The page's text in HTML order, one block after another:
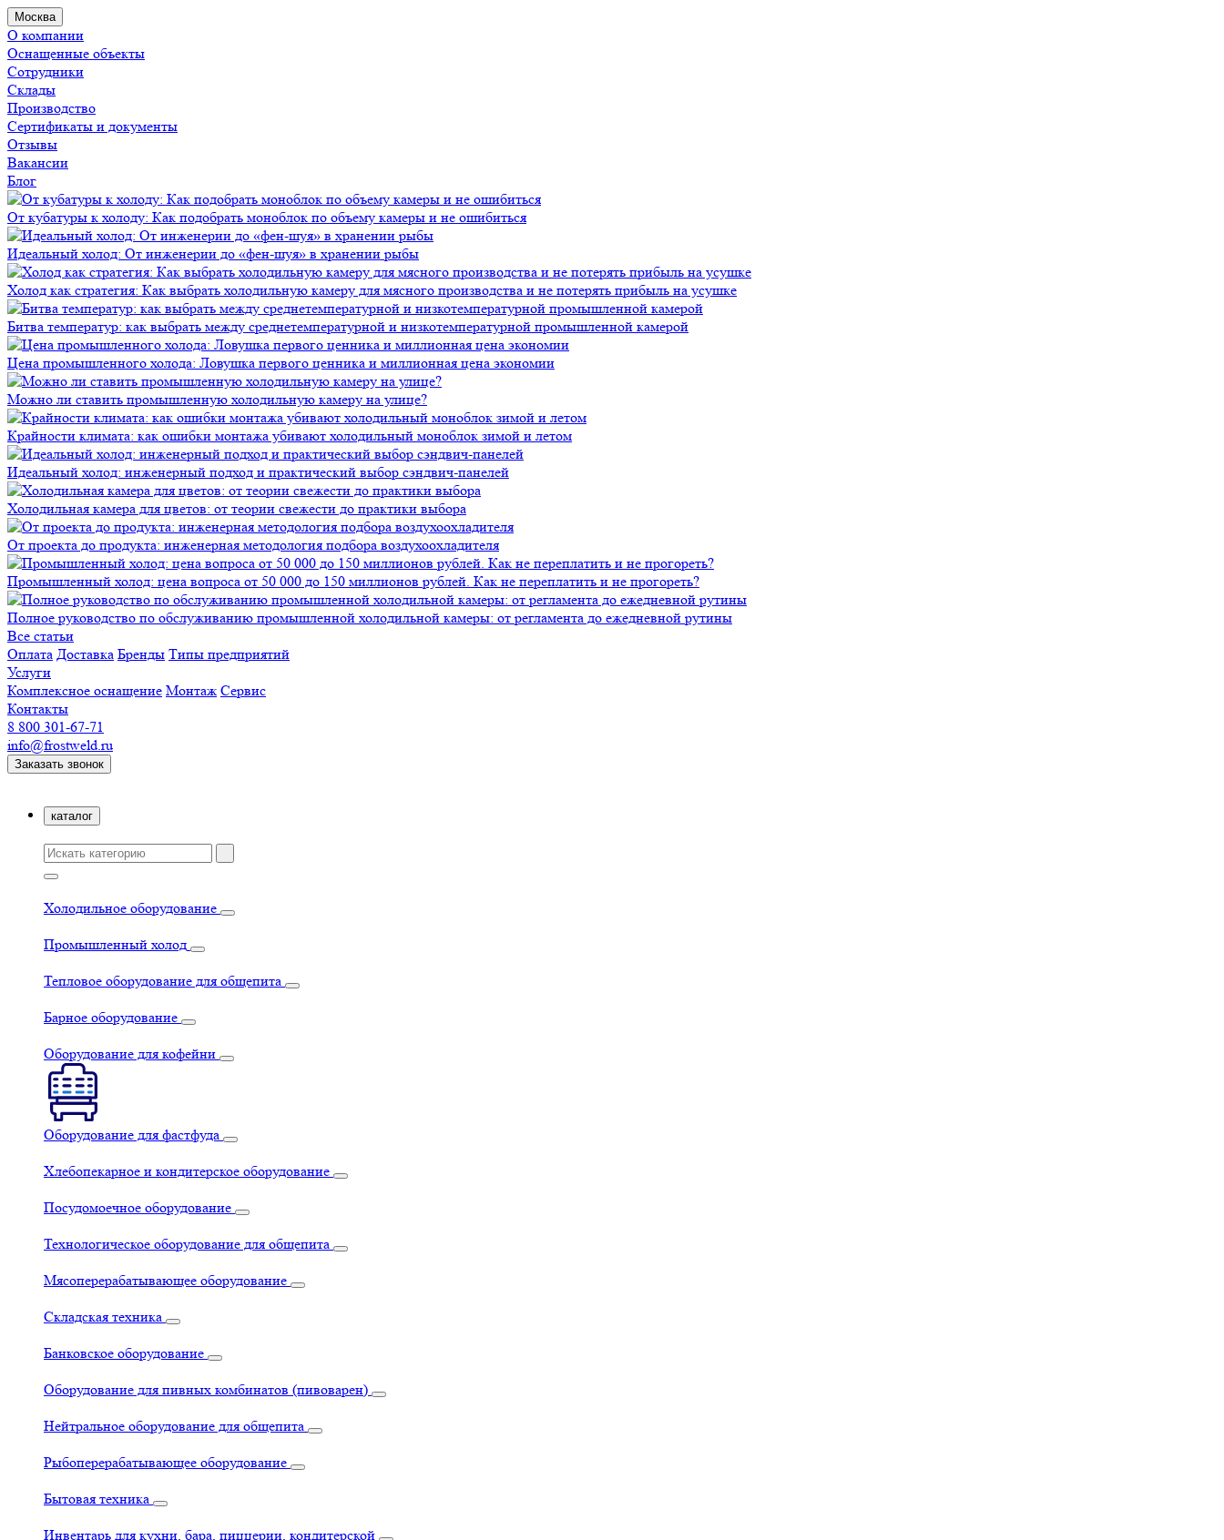
Москва
О компании
Оснащенные объекты
Сотрудники
Склады
Производство
Сертификаты и документы
Отзывы
Вакансии
Блог
От кубатуры к холоду: Как подобрать моноблок по объему камеры и не ошибиться
Идеальный холод: От инженерии до «фен-шуя» в хранении рыбы
Холод как стратегия: Как выбрать холодильную камеру для мясного производства и не потерять прибыль на усушке
Битва температур: как выбрать между среднетемпературной и низкотемпературной промышленной камерой
Цена промышленного холода: Ловушка первого ценника и миллионная цена экономии
Можно ли ставить промышленную холодильную камеру на улице?
Крайности климата: как ошибки монтажа убивают холодильный моноблок зимой и летом
Идеальный холод: инженерный подход и практический выбор сэндвич-панелей
Холодильная камера для цветов: от теории свежести до практики выбора
От проекта до продукта: инженерная методология подбора воздухоохладителя
Промышленный холод: цена вопроса от 50 000 до 150 миллионов рублей. Как не переплатить и не прогореть?
Полное руководство по обслуживанию промышленной холодильной камеры: от регламента до ежедневной рутины
Все статьи
Оплата Доставка Бренды Типы предприятий
Услуги
Комплексное оснащение Монтаж Сервис
Контакты
8 800 301-67-71
info@frostweld.ru
Заказать звонок
каталог
Холодильное оборудование
Промышленный холод
Тепловое оборудование для общепита
Барное оборудование
Оборудование для кофейни
Оборудование для фастфуда
Хлебопекарное и кондитерское оборудование
Посудомоечное оборудование
Технологическое оборудование для общепита
Мясоперерабатывающее оборудование
Складская техника
Банковское оборудование
Оборудование для пивных комбинатов (пивоварен)
Нейтральное оборудование для общепита
Рыбоперерабатывающее оборудование
Бытовая техника
Инвентарь для кухни, бара, пиццерии, кондитерской